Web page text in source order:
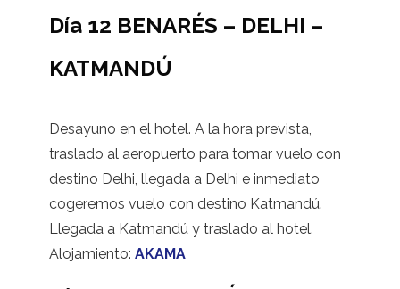
Día 12 BENARÉS – DELHI –
KATMANDÚ
Desayuno en el hotel. A la hora prevista,
traslado al aeropuerto para tomar vuelo con
destino Delhi, llegada a Delhi e inmediato
cogeremos vuelo con destino Katmandú.
Llegada a Katmandú y traslado al hotel.
Alojamiento: AKAMA